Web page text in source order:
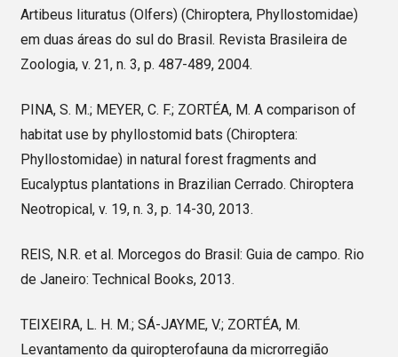
Artibeus lituratus (Olfers) (Chiroptera, Phyllostomidae)
em duas áreas do sul do Brasil. Revista Brasileira de
Zoologia, v. 21, n. 3, p. 487-489, 2004.
PINA, S. M.; MEYER, C. F.; ZORTÉA, M. A comparison of
habitat use by phyllostomid bats (Chiroptera:
Phyllostomidae) in natural forest fragments and
Eucalyptus plantations in Brazilian Cerrado. Chiroptera
Neotropical, v. 19, n. 3, p. 14-30, 2013.
REIS, N.R. et al. Morcegos do Brasil: Guia de campo. Rio
de Janeiro: Technical Books, 2013.
TEIXEIRA, L. H. M.; SÁ-JAYME, V.; ZORTÉA, M.
Levantamento da quiropterofauna da microrregião